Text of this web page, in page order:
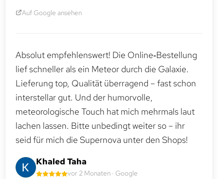
Auf Google ansehen
Absolut empfehlenswert! Die Online‑Bestellung
lief schneller als ein Meteor durch die Galaxie.
Lieferung top, Qualität überragend – fast schon
interstellar gut. Und der humorvolle,
meteorologische Touch hat mich mehrmals laut
lachen lassen. Bitte unbedingt weiter so – ihr
seid für mich die Supernova unter den Shops!
Khaled Taha
vor 2 Monaten · Google